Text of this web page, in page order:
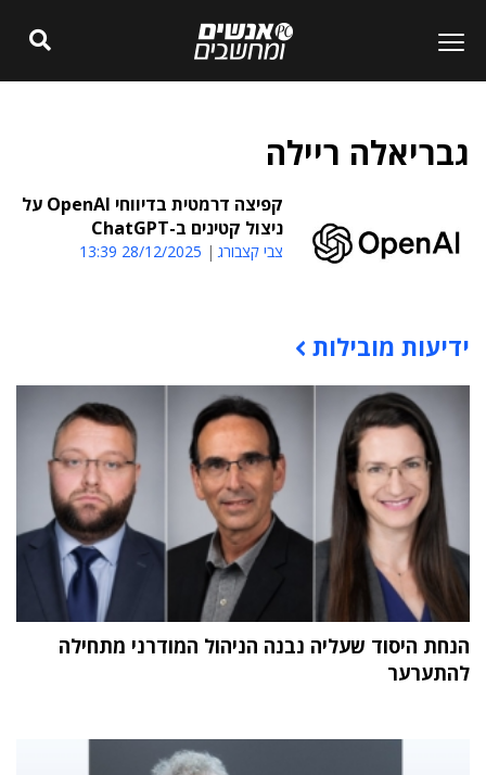
גבריאלה ריילה
קפיצה דרמטית בדיווחי OpenAI על
ניצול קטינים ב-ChatGPT
צבי קצבורג 28/12/2025 13:39
תוכן פרסומי
ידיעות מובילות
הנחת היסוד שעליה נבנה הניהול המודרני מתחילה
להתערער